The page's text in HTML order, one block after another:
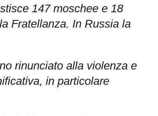
147 moschee e 18
Fratellanza. In Russia la
rinunciato alla violenza e
in particolare